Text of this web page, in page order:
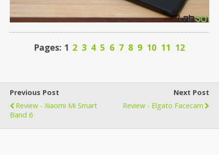
Pages: 1 2 3 4 5 6 7 8 9 10 11 12
Previous Post
Review - Xiaomi Mi Smart
Band 6
Next Post
Review - Elgato Facecam